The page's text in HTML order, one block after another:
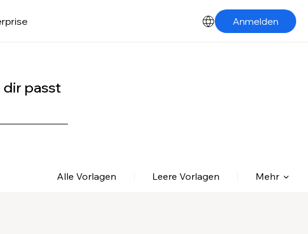
Anmelden
dir passt
Alle Vorlagen Leere Vorlagen Mehr